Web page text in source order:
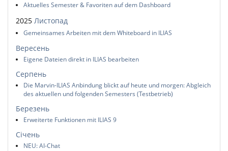
Aktuelles Semester & Favoriten auf dem Dashboard
2025 Листопад
Gemeinsames Arbeiten mit dem Whiteboard in ILIAS
Вересень
Eigene Dateien direkt in ILIAS bearbeiten
Серпень
Die Marvin-ILIAS Anbindung blickt auf heute und morgen: Abgleich
des aktuellen und folgenden Semesters (Testbetrieb)
Березень
Erweiterte Funktionen mit ILIAS 9
Січень
NEU: AI-Chat